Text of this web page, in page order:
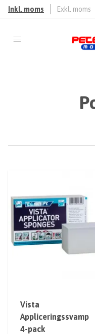
Inkl. moms Exkl. moms
Vista
Appliceringssvamp
4-pack